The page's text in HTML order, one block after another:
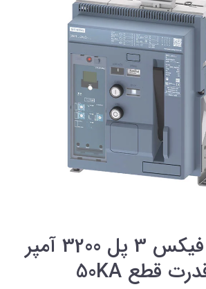
کلید هوایی فیکس 3 پل 3200 آمپر